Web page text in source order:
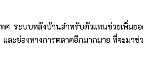
ระบบหลังบ้านสำหรับตัวแทนช่วยเพิ่มย
ะช่องทางการตลาดอีกมากมาย ที่จะม